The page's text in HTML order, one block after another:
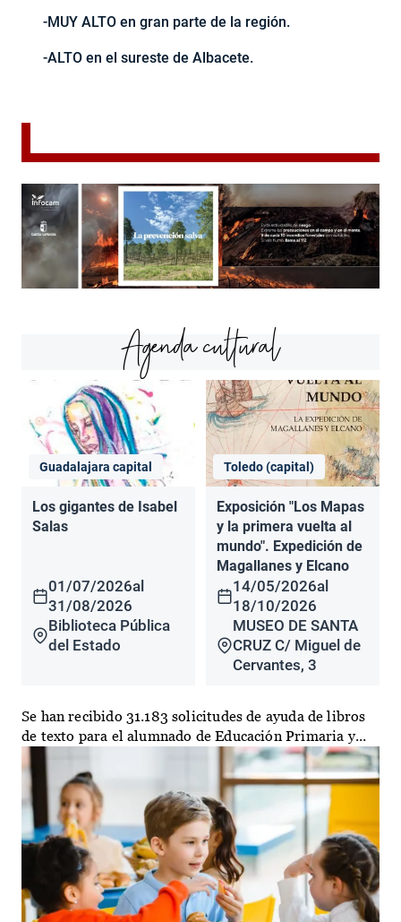
-MUY ALTO en gran parte de la región.
-ALTO en el sureste de Albacete.
Agenda cultural
Guadalajara capital
Los gigantes de Isabel
Salas
01/07/2026al
31/08/2026
Biblioteca Pública
del Estado
Toledo (capital)
Exposición "Los Mapas
y la primera vuelta al
mundo". Expedición de
Magallanes y Elcano
14/05/2026al
18/10/2026
MUSEO DE SANTA
CRUZ C/ Miguel de
Cervantes, 3
Se han recibido 31.183 solicitudes de ayuda de libros
de texto para el alumnado de Educación Primaria y...